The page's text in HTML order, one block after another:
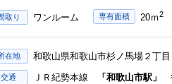
取り ワンルーム 専有面積 20ｍ2
在地 和歌山県和歌山市杉ノ馬場２丁
交通 ＪＲ紀勢本線 「和歌山市駅」